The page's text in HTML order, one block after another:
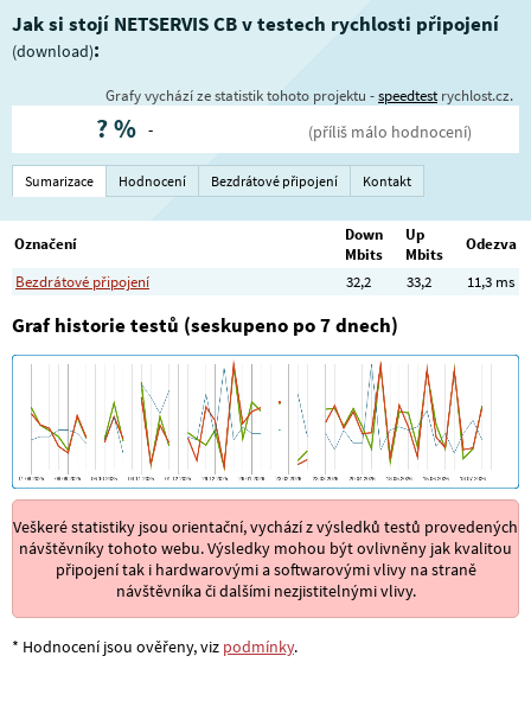
Jak si stojí NETSERVIS CB v testech rychlosti připojení
(download):
Grafy vychází ze statistik tohoto projektu -speedtestrychlost.cz.
?% - (příliš málo hodnocení)
Sumarizace Hodnocení Bezdrátové připojení Kontakt
Označení
Down
Mbits
Up
Mbits
Odezva
Bezdrátové připojení
32,2 33,2 11,3 ms
Graf historie testů (seskupeno po 7 dnech)
Veškeré statistiky jsou orientační, vychází z výsledků testů provedených
návštěvníky tohoto webu. Výsledky mohou být ovlivněny jak kvalitou
připojení tak i hardwarovými a softwarovými vlivy na straně
návštěvníka či dalšími nezjistitelnými vlivy.
* Hodnocení jsou ověřeny, viz podmínky.